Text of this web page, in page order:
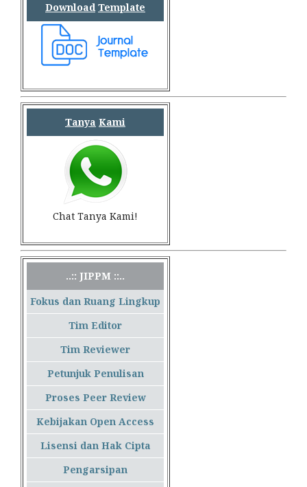
Download Template
Tanya Kami
Chat Tanya Kami!
..:: JIPPM ::..
Fokus dan Ruang Lingkup
Tim Editor
Tim Reviewer
Petunjuk Penulisan
Proses Peer Review
Kebijakan Open Access
Lisensi dan Hak Cipta
Pengarsipan